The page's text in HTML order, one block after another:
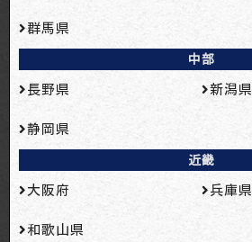
群馬県
中部
長野県 新潟県
静岡県
近畿
大阪府 兵庫県
和歌山県